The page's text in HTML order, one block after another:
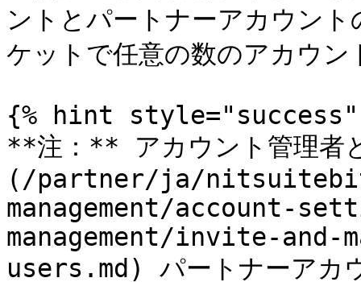
ントとパートナーアカウン
ケットで任意の数のアカウ
{% hint style="success"
**注：** アカウント管理者
(/partner/ja/
management/account-
management/invite-and-
users.md) パートナーアカ